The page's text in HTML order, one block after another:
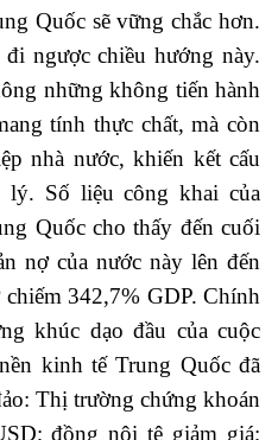
Quốc sẽ vững chắc hơn.
ngược chiều hướng này.
những không tiến hành
tính thực chất, mà còn
nhà nước, khiến kết cấu
lý. Số liệu công khai của
Quốc cho thấy đến cuối
nợ của nước này lên đến
342,7% GDP. Chính
khúc dạo đầu của cuộc
kinh tế Trung Quốc đã
Thị trường chứng khoán
đồng nội tệ giảm giá;